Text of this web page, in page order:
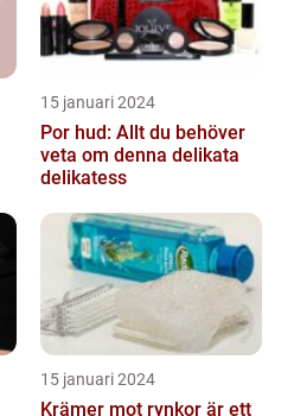
15 januari 2024
Por hud: Allt du behöver
veta om denna delikata
delikatess
15 januari 2024
Krämer mot rynkor är ett